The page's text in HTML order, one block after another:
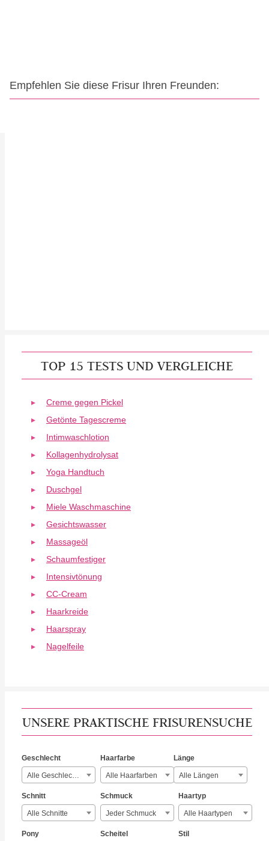
Empfehlen Sie diese Frisur Ihren Freunden:
TOP 15 TESTS UND VERGLEICHE
Creme gegen Pickel
Getönte Tagescreme
Intimwaschlotion
Kollagenhydrolysat
Yoga Handtuch
Duschgel
Miele Waschmaschine
Gesichtswasser
Massageöl
Schaumfestiger
Intensivtönung
CC-Cream
Haarkreide
Haarspray
Nagelfeile
UNSERE PRAKTISCHE FRISURENSUCHE
Geschlecht
Alle Geschlechter
Haarfarbe
Alle Haarfarben
Länge
Alle Längen
Schnitt
Alle Schnitte
Schmuck
Jeder Schmuck
Haartyp
Alle Haartypen
Pony Scheitel Stil